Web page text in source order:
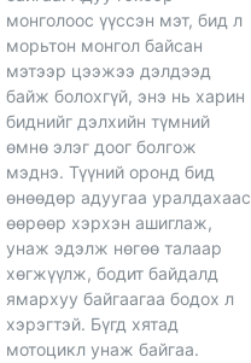
монголоос үүссэн мэт, бид л
морьтон монгол байсан
мэтээр цээжээ дэлдээд
байж болохгүй, энэ нь харин
биднийг дэлхийн түмний
өмнө элэг доог болгож
мэднэ. Түүний оронд бид
өнөөдөр адуугаа уралдахаас
өөрөөр хэрхэн ашиглаж,
унаж эдэлж нөгөө талаар
хөгжүүлж, бодит байдалд
ямархуу байгаагаа бодох л
хэрэгтэй. Бүгд хятад
мотоцикл унаж байгаа.